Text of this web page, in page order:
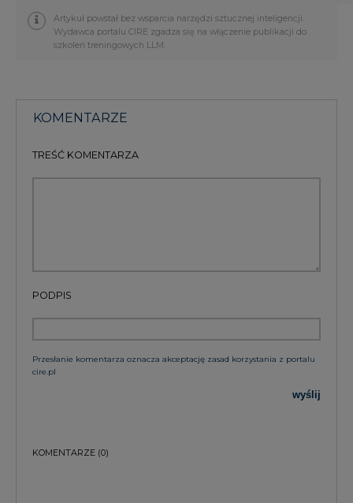
Artykuł powstał bez wsparcia narzędzi sztucznej inteligencji.
Wydawca portalu CIRE zgadza się na włączenie publikacji do
szkoleń treningowych LLM.
KOMENTARZE
TREŚĆ KOMENTARZA
PODPIS
Przesłanie komentarza oznacza akceptację zasad korzystania z portalu
cire.pl
wyślij
KOMENTARZE (0)